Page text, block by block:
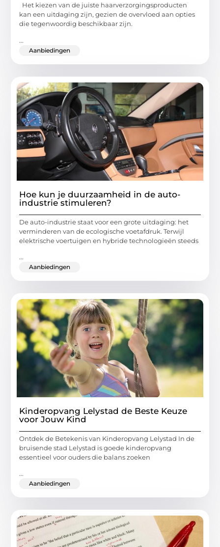
Het kiezen van de juiste haarverzorgingsproducten
kan een uitdaging zijn, gezien de overvloed aan opties
die tegenwoordig beschikbaar zijn.
...
Aanbiedingen
Hoe kun je duurzaamheid in de auto-
industrie stimuleren?
De auto-industrie staat voor een grote uitdaging: het
verminderen van de ecologische voetafdruk. Terwijl
elektrische voertuigen en hybride technologieën steeds
...
Aanbiedingen
Kinderopvang Lelystad de Beste Keuze
voor Jouw Kind
Ontdek de Betekenis van Kinderopvang Lelystad In de
bruisende stad Lelystad is goede kinderopvang
essentieel voor ouders die balans zoeken
...
Aanbiedingen